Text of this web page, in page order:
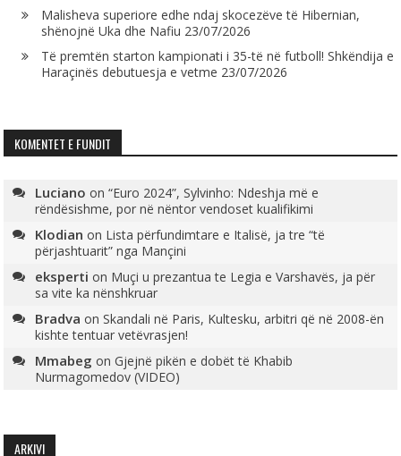
Malisheva superiore edhe ndaj skocezëve të Hibernian,
shënojnë Uka dhe Nafiu 23/07/2026
Të premtën starton kampionati i 35-të në futboll! Shkëndija e
Haraçinës debutuesja e vetme 23/07/2026
KOMENTET E FUNDIT
Luciano on“Euro 2024”, Sylvinho: Ndeshja më e
rëndësishme, por në nëntor vendoset kualifikimi
Klodian on Lista përfundimtare e Italisë, ja tre “të
përjashtuarit” nga Mançini
eksperti on Muçi u prezantua te Legia e Varshavës, ja për
sa vite ka nënshkruar
Bradva onSkandali në Paris, Kultesku, arbitri që në 2008-ën
kishte tentuar vetëvrasjen!
Mmabeg onGjejnë pikën e dobët të Khabib
Nurmagomedov (VIDEO)
ARKIVI